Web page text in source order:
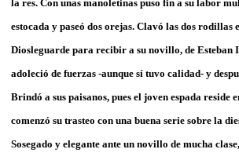
la res. Con unas manoletinas puso fin a su labor
estocada y paseó dos orejas. Clavó las dos rodillas
Diosleguarde para recibir a su novillo, de Esteban
adoleció de fuerzas -aunque sí tuvo calidad- y
Brindó a sus paisanos, pues el joven espada reside
comenzó su trasteo con una buena serie sobre la
Sosegado y elegante ante un novillo de mucha